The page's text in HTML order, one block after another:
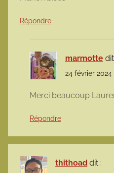
Répondre
marmotte
24 février 2024
Merci beaucoup
Répondre
thithoad dit :